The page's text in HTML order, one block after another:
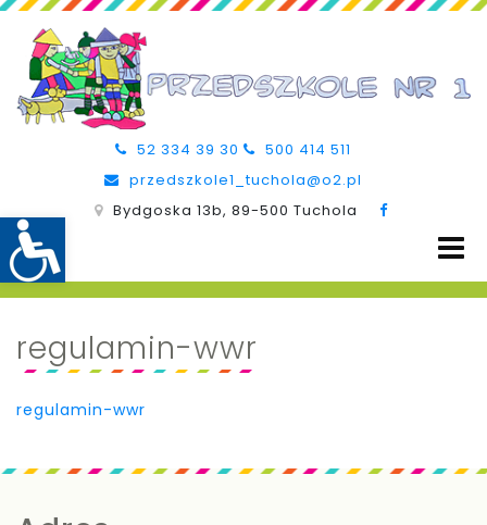
52 334 39 30
500 414 511
przedszkole1_tuchola@o2.pl
Bydgoska 13b, 89-500 Tuchola
regulamin-wwr
regulamin-wwr